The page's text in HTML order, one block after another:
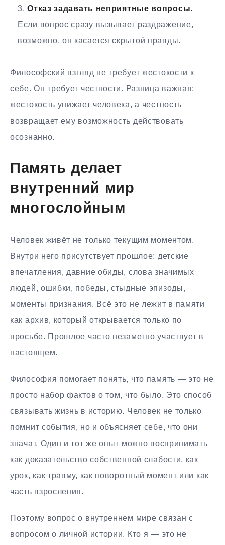
Отказ задавать неприятные вопросы.
Если вопрос сразу вызывает раздражение,
возможно, он касается скрытой правды.
Философский взгляд не требует жестокости к
себе. Он требует честности. Разница важная:
жестокость унижает человека, а честность
возвращает ему возможность действовать
осознанно.
Память делает
внутренний мир
многослойным
Человек живёт не только текущим моментом.
Внутри него присутствует прошлое: детские
впечатления, давние обиды, слова значимых
людей, ошибки, победы, стыдные эпизоды,
моменты признания. Всё это не лежит в памяти
как архив, который открывается только по
просьбе. Прошлое часто незаметно участвует в
настоящем.
Философия помогает понять, что память — это не
просто набор фактов о том, что было. Это способ
связывать жизнь в историю. Человек не только
помнит события, но и объясняет себе, что они
значат. Один и тот же опыт можно воспринимать
как доказательство собственной слабости, как
урок, как травму, как поворотный момент или как
часть взросления.
Поэтому вопрос о внутреннем мире связан с
вопросом о личной истории. Кто я — это не